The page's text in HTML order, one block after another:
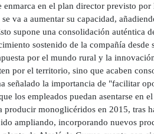
en el plan director previsto por
va a aumentar su capacidad,
supone una consolidación auténtica
sostenido de la compañía desde
por el mundo rural y la
por el territorio, sino que acaben
señalado la importancia de "facilitar
los empleados puedan asentarse en
monoglicéridos en 2015, tras
ampliando, incorporando nuevos